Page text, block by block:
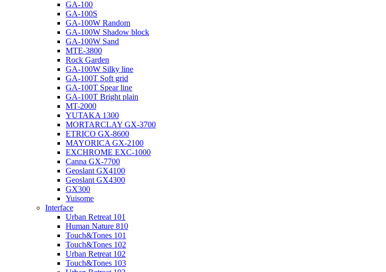
GA-100
GA-100S
GA-100W Random
GA-100W Shadow block
GA-100W Sand
MTE-3800
Rock Garden
GA-100W Silky line
GA-100T Soft grid
GA-100T Spear line
GA-100T Bright plain
MT-2000
YUTAKA 1300
MORTARCLAY GX-3700
ETRICO GX-8600
MAYORICA GX-2100
EXCHROME EXC-1000
Canna GX-7700
Geoslant GX4100
Geoslant GX4300
GX300
Yuisome
Interface
Urban Retreat 101
Human Nature 810
Touch&Tones 101
Touch&Tones 102
Urban Retreat 102
Touch&Tones 103